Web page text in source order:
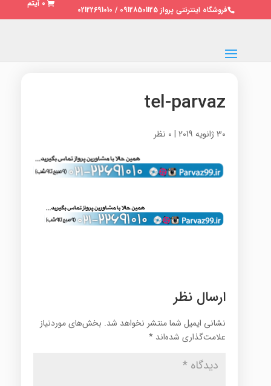
فروشگاه اینترنتی پرواز 09128501125 / 02122691010
0 آیتم
tel-parvaz
30 ژانویه 2019 | 0 نظر
ارسال نظر
نشانی ایمیل شما منتشر نخواهد شد. بخش‌های موردنیاز
علامت‌گذاری شده‌اند *